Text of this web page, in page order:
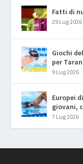
Fatti di
29 Lug 2026
Giochi
per
9 Lug 2026
Europei
giovani,
7 Lug 2026